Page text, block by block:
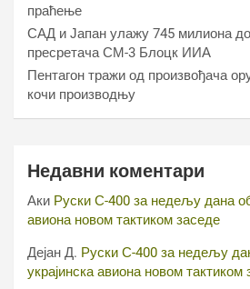
праћење
САД и Јапан улажу 745 милиона
пресретача СМ-3 Блоцк ИИА
Пентагон тражи од произвођача
кочи производњу
Недавни коментари
Аки Руски С-400 за недељу дана
авиона новом тактиком заседе
Дејан Д. Руски С-400 за недељу
украјинска авиона новом тактиком